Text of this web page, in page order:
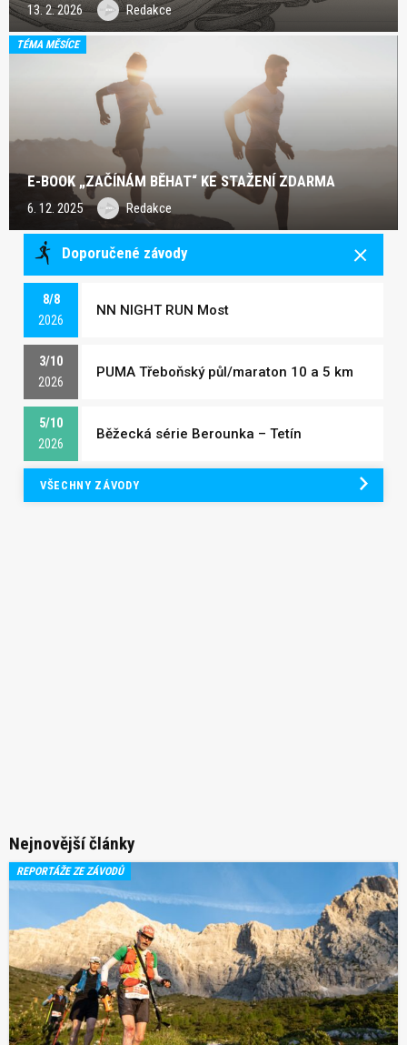
13. 2. 2026 Redakce
TÉMA MĚSÍCE
E-BOOK „ZAČÍNÁM BĚHAT“ KE STAŽENÍ ZDARMA
6. 12. 2025 Redakce
Doporučené závody
8/8
2026
NN NIGHT RUN Most
3/10
2026
PUMA Třeboňský půl/maraton 10 a 5 km
5/10
2026
Běžecká série Berounka – Tetín
VŠECHNY ZÁVODY
Nejnovější články
REPORTÁŽE ZE ZÁVODŮ